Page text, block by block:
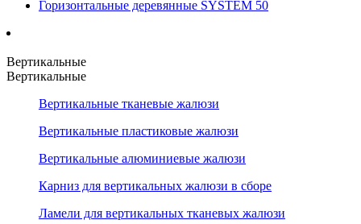
Горизонтальные деревянные SYSTEM 50
Вертикальные
Вертикальные
Вертикальные тканевые жалюзи
Вертикальные пластиковые жалюзи
Вертикальные алюминиевые жалюзи
Карниз для вертикальных жалюзи в сборе
Ламели для вертикальных тканевых жалюзи